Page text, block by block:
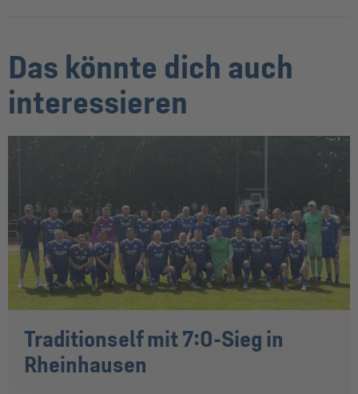
Das könnte dich auch
interessieren
Traditionself mit 7:0-Sieg in
Rheinhausen